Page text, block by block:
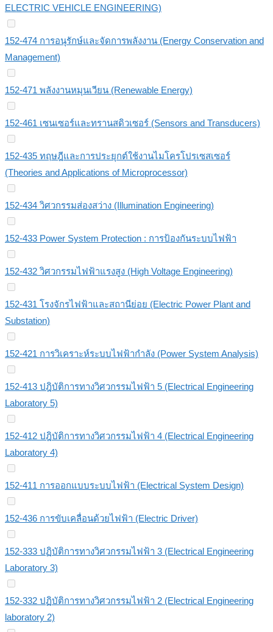
ELECTRIC VEHICLE ENGINEERING)
152-474 การอนุรักษ์และจัดการพลังงาน (Energy Conservation and
Management)
152-471 พลังงานหมุนเวียน (Renewable Energy)
152-461 เซนเซอร์และทรานสดิวเซอร์ (Sensors and Transducers)
152-435 ทฤษฎีและการประยุกต์ใช้งานไมโครโปรเซสเซอร์
(Theories and Applications of Microprocessor)
152-434 วิศวกรรมส่องสว่าง (Illumination Engineering)
152-433 Power System Protection : การป้องกันระบบไฟฟ้า
152-432 วิศวกรรมไฟฟ้าแรงสูง (High Voltage Engineering)
152-431 โรงจักรไฟฟ้าและสถานีย่อย (Electric Power Plant and
Substation)
152-421 การวิเคราะห์ระบบไฟฟ้ากำลัง (Power System Analysis)
152-413 ปฎิบัติการทางวิศวกรรมไฟฟ้า 5 (Electrical Engineering
Laboratory 5)
152-412 ปฎิบัติการทางวิศวกรรมไฟฟ้า 4 (Electrical Engineering
Laboratory 4)
152-411 การออกแบบระบบไฟฟ้า (Electrical System Design)
152-436 การขับเคลื่อนด้วยไฟฟ้า (Electric Driver)
152-333 ปฏิบัติการทางวิศวกรรมไฟฟ้า 3 (Electrical Engineering
Laboratory 3)
152-332 ปฏิบัติการทางวิศวกรรมไฟฟ้า 2 (Electrical Engineering
laboratory 2)